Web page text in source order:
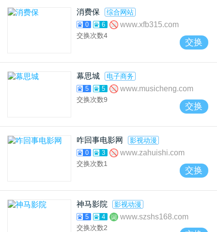
消费保 综合网站
0 6 www.xfb315.com
交换次数4
交换
幕思城 电子商务
5 5 www.musicheng.com
交换次数9
交换
咋回事电影网 影视动漫
0 3 www.zahuishi.com
交换次数1
交换
神马影院 影视动漫
5 4 www.szshs168.com
交换次数2